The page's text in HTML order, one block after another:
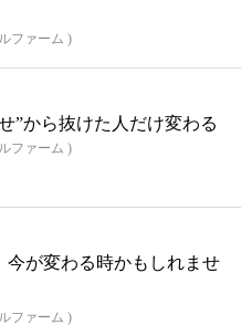
ファーム )
”から抜けた人だけ変わる
ファーム )
今が変わる時かもしれませ
ファーム )